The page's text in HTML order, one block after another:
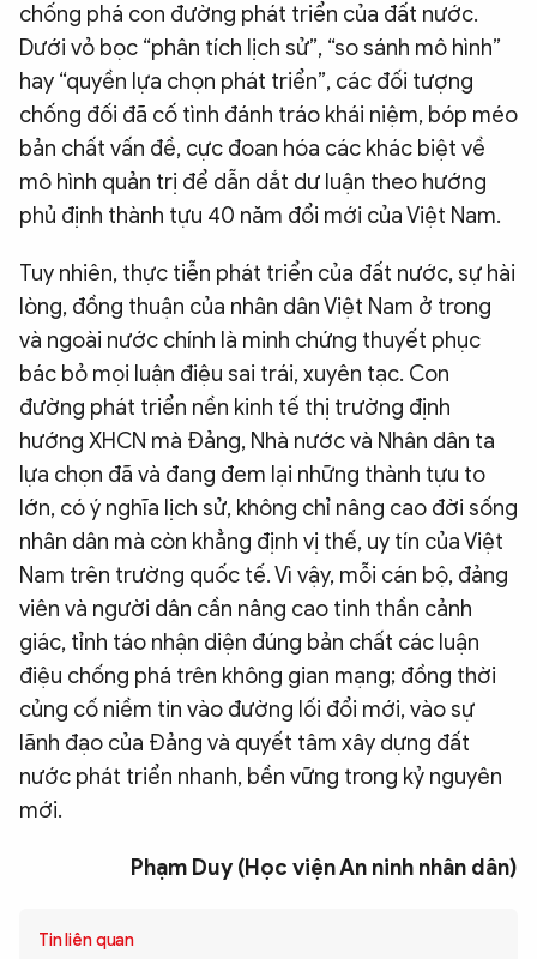
chống phá con đường phát triển của đất nước.
Dưới vỏ bọc “phân tích lịch sử”, “so sánh mô hình”
hay “quyền lựa chọn phát triển”, các đối tượng
chống đối đã cố tình đánh tráo khái niệm, bóp méo
bản chất vấn đề, cực đoan hóa các khác biệt về
mô hình quản trị để dẫn dắt dư luận theo hướng
phủ định thành tựu 40 năm đổi mới của Việt Nam.
Tuy nhiên, thực tiễn phát triển của đất nước, sự hài
lòng, đồng thuận của nhân dân Việt Nam ở trong
và ngoài nước chính là minh chứng thuyết phục
bác bỏ mọi luận điệu sai trái, xuyên tạc. Con
đường phát triển nền kinh tế thị trường định
hướng XHCN mà Đảng, Nhà nước và Nhân dân ta
lựa chọn đã và đang đem lại những thành tựu to
lớn, có ý nghĩa lịch sử, không chỉ nâng cao đời sống
nhân dân mà còn khẳng định vị thế, uy tín của Việt
Nam trên trường quốc tế. Vì vậy, mỗi cán bộ, đảng
viên và người dân cần nâng cao tinh thần cảnh
giác, tỉnh táo nhận diện đúng bản chất các luận
điệu chống phá trên không gian mạng; đồng thời
củng cố niềm tin vào đường lối đổi mới, vào sự
lãnh đạo của Đảng và quyết tâm xây dựng đất
nước phát triển nhanh, bền vững trong kỷ nguyên
mới.
Phạm Duy (Học viện An ninh nhân dân)
Tin liên quan